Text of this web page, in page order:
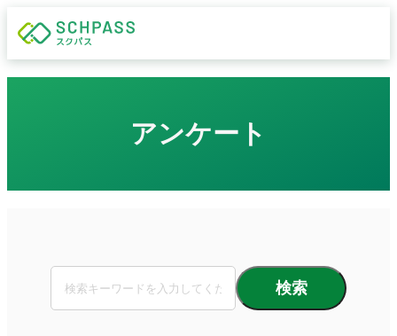
アンケート
検索